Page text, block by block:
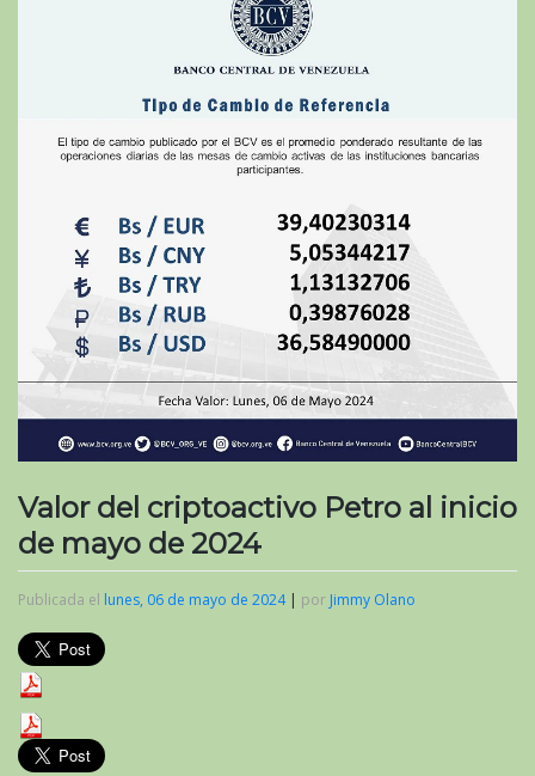
Valor del criptoactivo Petro al inicio
de mayo de 2024
Publicada el lunes, 06 de mayo de 2024| por Jimmy Olano